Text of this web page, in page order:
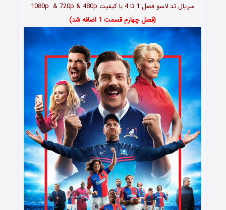
سریال تد لاسو فصل 1 تا 4 با کیفیت 1080p & 720p & 480p
(فصل چهارم قسمت 1 اضافه شد)